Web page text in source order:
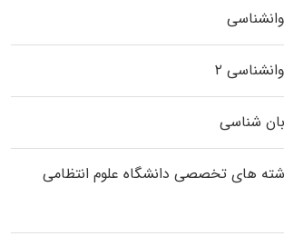
۲
شناسی
ﻫﺎی تخصصی داﻧﺸﮕﺎه ﻋﻠﻮم انتظامی